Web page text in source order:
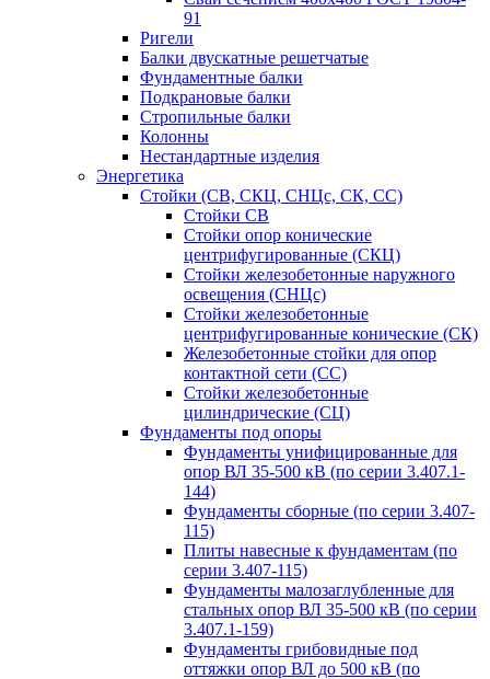
91
Ригели
Балки двускатные решетчатые
Фундаментные балки
Подкрановые балки
Стропильные балки
Колонны
Нестандартные изделия
Энергетика
Стойки (СВ, СКЦ, СНЦс, СК, СС)
Стойки СВ
Стойки опор конические
центрифугированные (СКЦ)
Стойки железобетонные наружного
освещения (СНЦс)
Стойки железобетонные
центрифугированные конические (СК)
Железобетонные стойки для опор
контактной сети (СС)
Стойки железобетонные
цилиндрические (СЦ)
Фундаменты под опоры
Фундаменты унифицированные для
опор ВЛ 35-500 кВ (по серии 3.407.1-
144)
Фундаменты сборные (по серии 3.407-
115)
Плиты навесные к фундаментам (по
серии 3.407-115)
Фундаменты малозаглубленные для
стальных опор ВЛ 35-500 кВ (по серии
3.407.1-159)
Фундаменты грибовидные под
оттяжки опор ВЛ до 500 кВ (по